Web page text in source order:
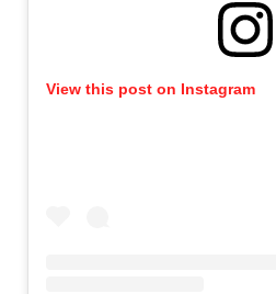
View this post on Instagram